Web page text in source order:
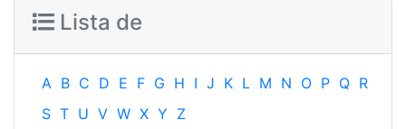
Lista de
A B C D E F G H I J K L M N O P Q R
S T U V W X Y Z